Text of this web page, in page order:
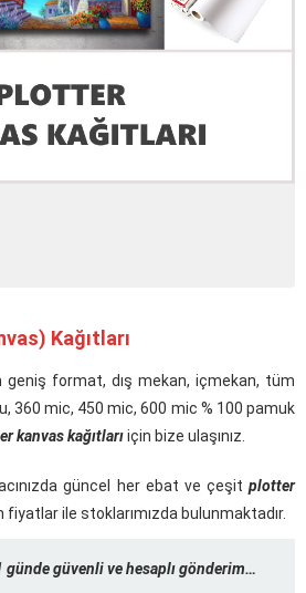
Kağıtları
geniş format, dış mekan, içmekan, tüm
360 mic, 450 mic, 600 mic % 100 pamuk
kanvas kağıtlarıiçin bize ulaşınız.
güncel her ebat ve çeşitplotter
fiyatlar ile stoklarımızda bulunmaktadır.
günde güvenli ve hesaplı gönderim…